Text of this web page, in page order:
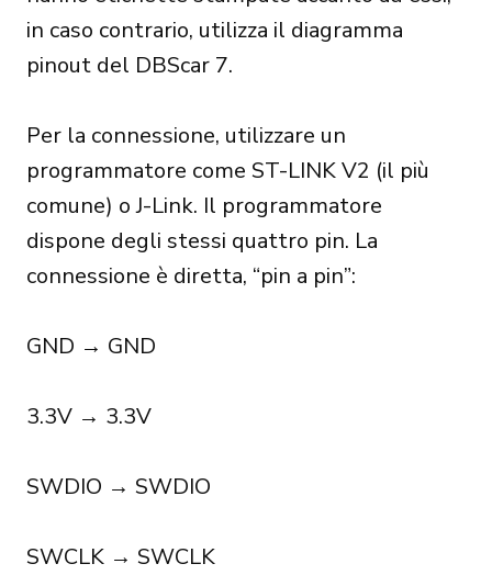
in caso contrario, utilizza il diagramma
pinout del DBScar 7.
Per la connessione, utilizzare un
programmatore come ST-LINK V2 (il più
comune) o J-Link. Il programmatore
dispone degli stessi quattro pin. La
connessione è diretta, “pin a pin”:
GND → GND
3.3V → 3.3V
SWDIO → SWDIO
SWCLK → SWCLK